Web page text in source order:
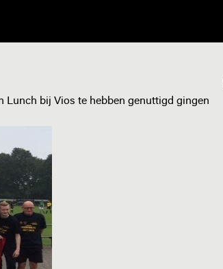
Lunch bij Vios te hebben genuttigd gingen